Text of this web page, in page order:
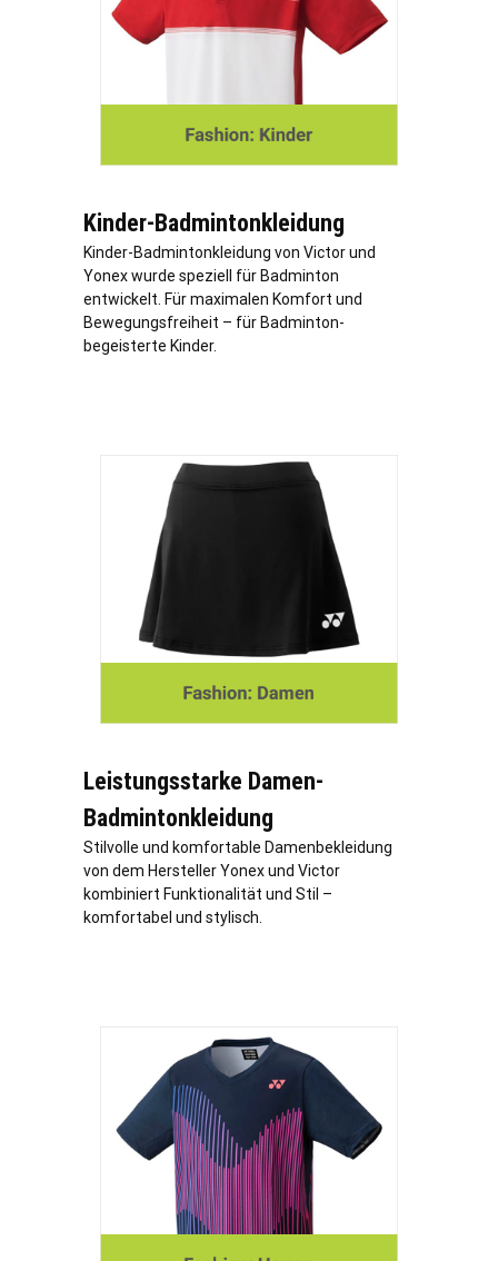
Kinder-Badmintonkleidung
Kinder-Badmintonkleidung von Victor und
Yonex wurde speziell für Badminton
entwickelt. Für maximalen Komfort und
Bewegungsfreiheit – für Badminton-
begeisterte Kinder.
Leistungsstarke Damen-
Badmintonkleidung
Stilvolle und komfortable Damenbekleidung
von dem Hersteller Yonex und Victor
kombiniert Funktionalität und Stil –
komfortabel und stylisch.